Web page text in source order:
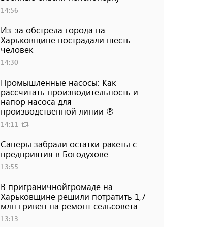
14:56
Из-за обстрела города на
Харьковщине пострадали шесть
человек
14:30
Промышленные насосы: Как
рассчитать производительность и
напор насоса для
производственной линии ℗
14:11
Саперы забрали остатки ракеты с
предприятия в Богодухове
13:55
В приграничнойгромаде на
Харьковщине решили потратить 1,7
млн ​​гривен на ремонт сельсовета
13:13